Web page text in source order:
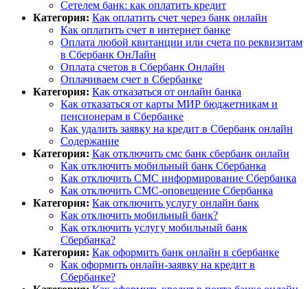
Сетелем банк: как оплатить кредит
Категория: Как оплатить счет через банк онлайн
Как оплатить счет в интернет банке
Оплата любой квитанции или счета по реквизитам
в Сбербанк ОнЛайн
Оплата счетов в Сбербанк Онлайн
Оплачиваем счет в Сбербанке
Категория: Как отказаться от онлайн банка
Как отказаться от карты МИР бюджетникам и
пенсионерам в Сбербанке
Как удалить заявку на кредит в Сбербанк онлайн
Содержание
Категория: Как отключить смс банк сбербанк онлайн
Как отключить мобильный банк Сбербанка
Как отключить СМС информирование Сбербанка
Как отключить СМС-оповещение Сбербанка
Категория: Как отключить услугу онлайн банк
Как отключить мобильный банк?
Как отключить услугу мобильный банк
Сбербанка?
Категория: Как оформить банк онлайн в сбербанке
Как оформить онлайн-заявку на кредит в
Сбербанке?